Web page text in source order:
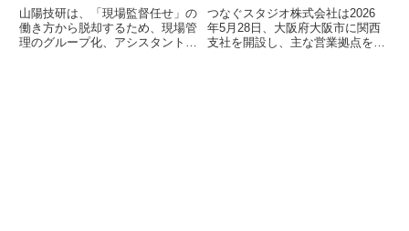
山陽技研は、「現場監督任せ」の
働き方から脱却するため、現場管
理のグループ化、アシスタント事
クの成長伴走を強化
つなぐスタジオ株式会社は2026
年5月28日、大阪府大阪市に関西
支社を開設し、主な営業拠点を東